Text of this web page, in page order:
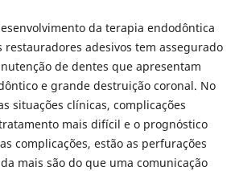
da terapia endodôntica
restauradores adesivos tem assegurado
de dentes que apresentam
e grande destruição coronal. No
situações clínicas, complicações
mais difícil e o prognóstico
complicações, estão as perfurações
mais são do que uma comunicação